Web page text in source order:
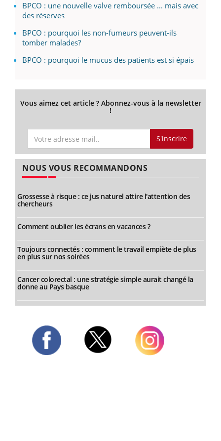
BPCO : une nouvelle valve remboursée ... mais avec
des réserves
BPCO : pourquoi les non-fumeurs peuvent-ils
tomber malades?
BPCO : pourquoi le mucus des patients est si épais
Vous aimez cet article ? Abonnez-vous à la newsletter
!
S'inscrire
NOUS VOUS RECOMMANDONS
Grossesse à risque : ce jus naturel attire l'attention des
chercheurs
Comment oublier les écrans en vacances ?
Toujours connectés : comment le travail empiète de plus
en plus sur nos soirées
Cancer colorectal : une stratégie simple aurait changé la
donne au Pays basque